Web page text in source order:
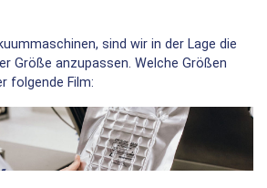
sind wir in der Lage die
Größe anzupassen. Welche Größen
folgende Film: